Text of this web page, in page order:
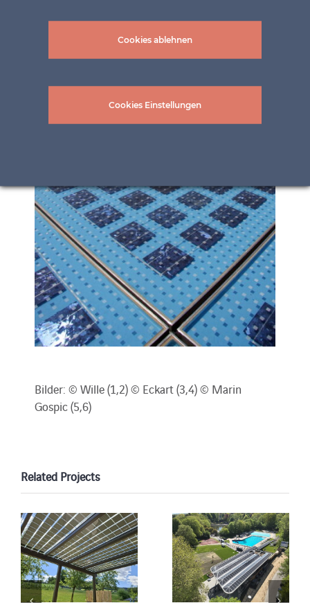
Bilder: © Wille (1,2) © Eckart (3,4) © Marin
Gospic (5,6)
Related Projects
Cookies ablehnen
Cookies Einstellungen